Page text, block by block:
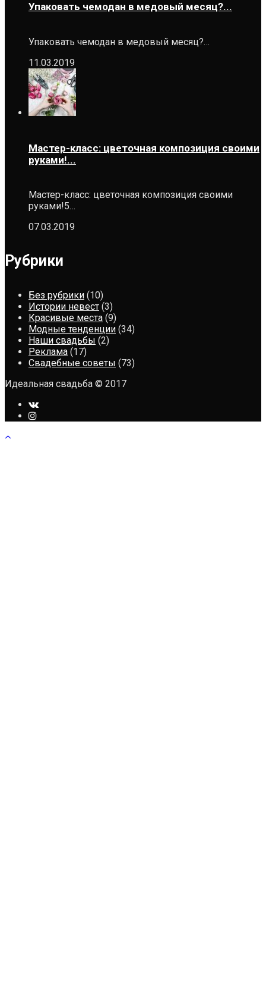
Упаковать чемодан в медовый месяц?...
Упаковать чемодан в медовый месяц?…
11.03.2019
Мастер-класс: цветочная композиция своими
руками!...
Мастер-класс: цветочная композиция своими
руками!5…
07.03.2019
Рубрики
Без рубрики (10)
Истории невест (3)
Красивые места (9)
Модные тенденции (34)
Наши свадьбы (2)
Реклама (17)
Свадебные советы (73)
Идеальная свадьба © 2017